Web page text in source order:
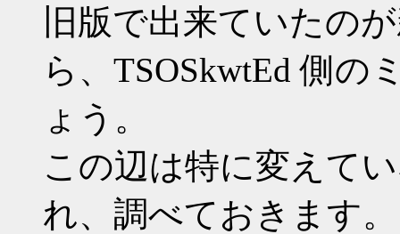
旧版で出来ていたの
ら、TSOSkwtEd 側の
ょう。
この辺は特に変えて
れ、調べておきます。